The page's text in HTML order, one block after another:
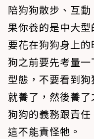
陪狗狗散步、互
果你養的是中大
要花在狗狗身上
狗之前要先考量
型態，不要看到
就養了，然後養
狗狗的義務跟責任
這不能責怪牠。